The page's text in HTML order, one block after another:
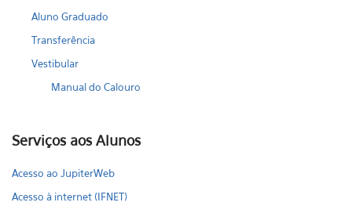
Aluno Graduado
Transferência
Vestibular
Manual do Calouro
Serviços aos Alunos
Acesso ao JupiterWeb
Acesso à internet (IFNET)